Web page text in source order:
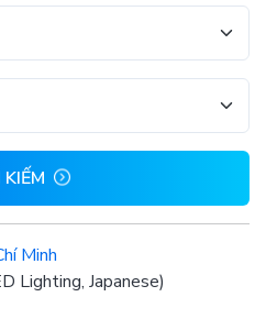
Minh
Lighting, Japanese)